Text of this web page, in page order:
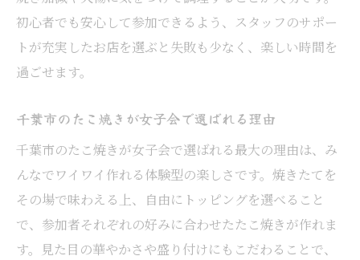
初心者でも安心して参加できるよう、スタッフのサポー
トが充実したお店を選ぶと失敗も少なく、楽しい時間を
過ごせます。
千葉市のたこ焼きが女子会で選ばれる理由
千葉市のたこ焼きが女子会で選ばれる最大の理由は、み
んなでワイワイ作れる体験型の楽しさです。焼きたてを
その場で味わえる上、自由にトッピングを選べること
で、参加者それぞれの好みに合わせたたこ焼きが作れま
す。見た目の華やかさや盛り付けにもこだわることで、